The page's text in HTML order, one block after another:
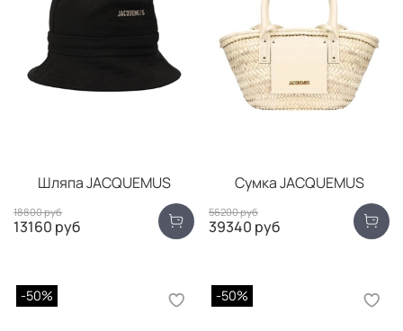
Шляпа JACQUEMUS
18800 руб
13160 руб
Сумка JACQUEMUS
56200 руб
39340 руб
-50% -50%